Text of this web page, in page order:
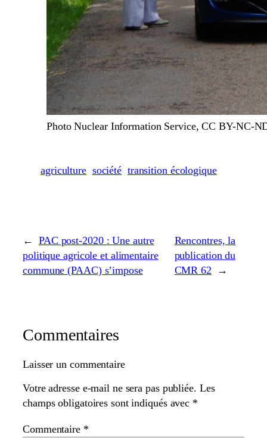
Photo Nuclear Information Service, CC BY-NC-
agriculture société transition écologique
← PAC post-2020 : Une autre
politique agricole et alimentaire
commune (PAAC) s’impose
Rencontres, la
publication du
CMR 62
→
Commentaires
Laisser un commentaire
Votre adresse e-mail ne sera pas publiée. Les
champs obligatoires sont indiqués avec *
Commentaire *